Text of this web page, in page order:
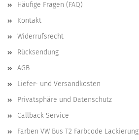
Häufige Fragen (FAQ)
Kontakt
Widerrufsrecht
Rücksendung
AGB
Liefer- und Versandkosten
Privatsphäre und Datenschutz
Callback Service
Farben VW Bus T2 Farbcode Lackierung